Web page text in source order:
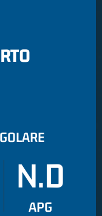
N.D
APG